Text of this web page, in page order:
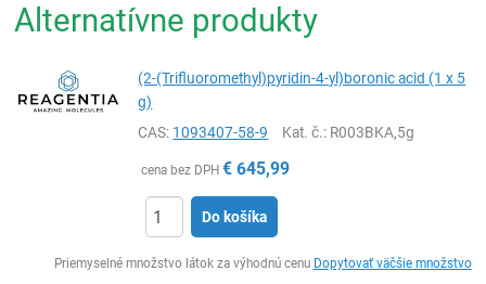
Alternatívne produkty
(2-(Trifluoromethyl)pyridin-4-yl)boronic acid (1 x 5
g)
CAS: 1093407-58-9 Kat. č.: R003BKA,5g
cena bez DPH € 645,99
Do košíka
Priemyselné množstvo látok za výhodnú cenu Dopytovať väčšie množstvo